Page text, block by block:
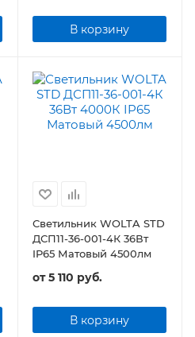
В корзину
Светильник WOLTA STD
ДСП11-36-001-4К 36Вт
IP65 Матовый 4500лм
от5 110 руб.
В корзину